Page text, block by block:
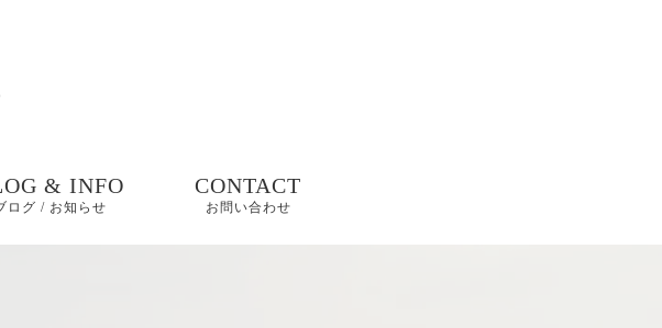
& INFO
ログ / お知らせ
CONTACT
お問い合わせ